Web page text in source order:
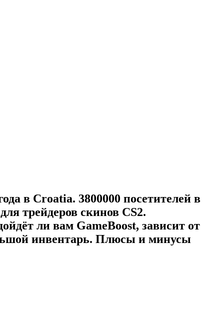
в Croatia. 3800000 посетителей в
трейдеров скинов CS2.
ли вам GameBoost, зависит от
инвентарь. Плюсы и минусы